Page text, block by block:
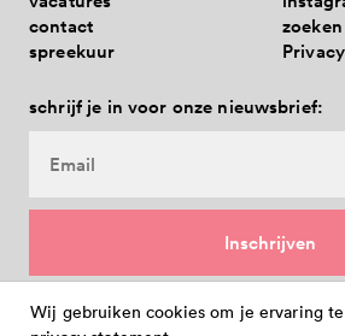
contact
spreekuur
zoeken
schrijf je in voor onze nieuwsbrief:
Wij gebruiken cookies om je ervaring